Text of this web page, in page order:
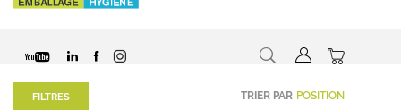
Chercher Mon
TRIER PAR
FILTRES